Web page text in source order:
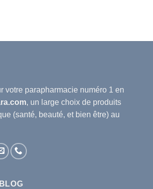
votre parapharmacie numéro 1 en
, un large choix de produits
(santé, beauté, et bien être) au